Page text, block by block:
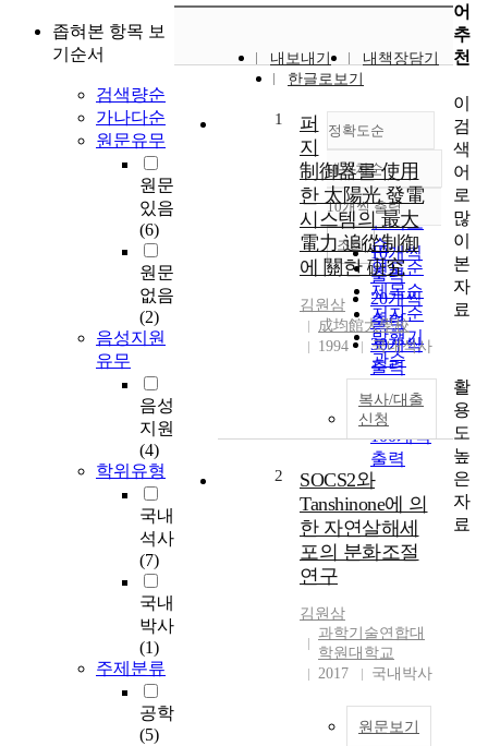
좁혀본 항목 보
기순서
검색량순
가나다순
원문유무
원문
있음
(6)
원문
없음
(2)
음성지원
유무
음성
지원
(4)
학위유형
국내
석사
(7)
국내
박사
(1)
주제분류
공학
(5)
내보내기
내책장담기
한글로보기
정확도순
정확도
순
인기도
순
연도순
제목순
저자순
발행기
관순
내림차순
내림차순
10개씩 출력
10개씩
출력
20개씩
출력
30개씩
출력
50개씩
출력
100개씩
출력
조회
1
퍼
지
制御器를 使用
한 太陽光 發電
시스템의 最大
電力 追從制御
에 關한 硏究
김원삼
成均館大學校
1994
국내석사
복사/대출
신청
2
SOCS2와
Tanshinone에 의
한 자연살해세
포의 분화조절
연구
김원삼
과학기술연합대
학원대학교
2017
국내박사
원문보기
어
추
천
이
검
색
어
로
많
이
본
자
료
활
용
도
높
은
자
료